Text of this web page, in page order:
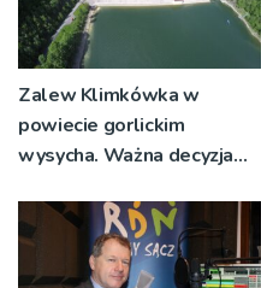
Zalew Klimkówka w
powiecie gorlickim
wysycha. Ważna decyzja